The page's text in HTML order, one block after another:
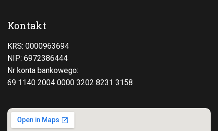
Kontakt
KRS: 0000963694
NIP: 6972386444
Nr konta bankowego:
69 1140 2004 0000 3202 8231 3158